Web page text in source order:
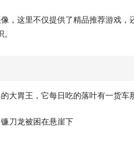
，这里不仅提供了精品推荐游戏
大胃王，它每日吃的落叶有一货车
刀龙被困在悬崖下